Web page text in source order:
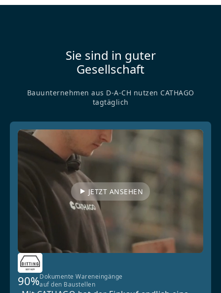
Sie sind in guter
Gesellschaft
Bauunternehmen aus D-A-CH nutzen CATHAGO
tagtäglich
JETZT ANSEHEN
90%Dokumente Wareneingänge
auf den Baustellen